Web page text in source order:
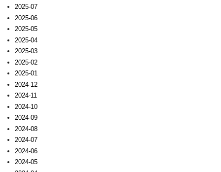
2025-07
2025-06
2025-05
2025-04
2025-03
2025-02
2025-01
2024-12
2024-11
2024-10
2024-09
2024-08
2024-07
2024-06
2024-05